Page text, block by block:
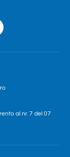
al nr. 7 del 07